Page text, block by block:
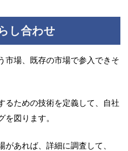
し合わせ
市場、既存の市場で参入できそ
るための技術を定義して、自社
を図ります。
があれば、詳細に調査して、